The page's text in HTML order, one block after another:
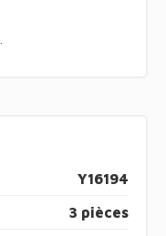
Y16194
3 pièces